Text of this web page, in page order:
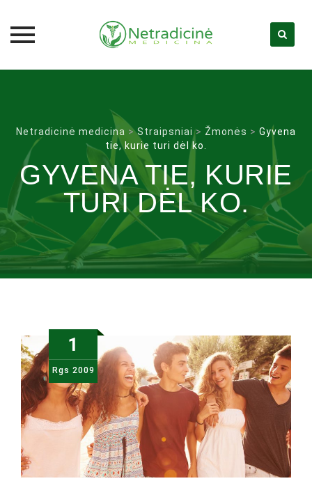
Netradicinė medicina >Straipsniai> Žmonės > Gyvena
tie, kurie turi dėl ko.
GYVENA TIE, KURIE
TURI DĖL KO.
1
Rgs 2009